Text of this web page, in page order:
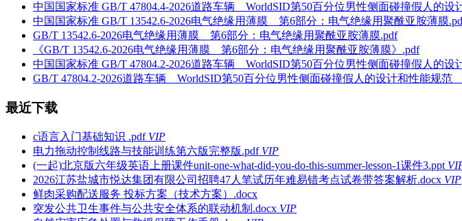
中国国家标准 GB/T 47804.4-2026道路车辆 WorldSID第50百分位男性侧面碰撞假人的
中国国家标准 GB/T 13542.6-2026电气绝缘用薄膜 第6部分：电气绝缘用聚酰亚胺薄膜
GB/T 13542.6-2026电气绝缘用薄膜 第6部分：电气绝缘用聚酰亚胺薄膜.pdf
《GB/T 13542.6-2026电气绝缘用薄膜 第6部分：电气绝缘用聚酰亚胺薄膜》.pdf
中国国家标准 GB/T 47804.2-2026道路车辆 WorldSID第50百分位男性侧面碰撞假人的
GB/T 47804.2-2026道路车辆 WorldSID第50百分位男性侧面碰撞假人的设计和性能规
最近下载
c语言入门基础知识 .pdf VIP
电力拖动控制线路与技能训练第六版完整版.pdf VIP
(一起)北京版六年级英语上册课件unit-one-what-did-you-do-this-summer-lesson-1课件3.ppt
2026江苏盐城市悦达集团有限公司招聘47人笔试历年难易错考点试卷带答案解析.docx VIP
鲜肉采购配送服务 投标方案（技术方案）.docx
突发公共卫生事件与公共安全体系的联动机制.docx VIP